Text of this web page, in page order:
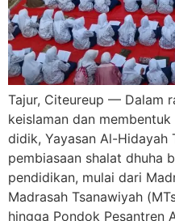
Tajur, Citeureup — Dalam
keislaman dan
didik, Yayasan Al-Hidayah
pembiasaan shalat dhuha
pendidikan, mulai dari
Madrasah Tsanawiyah
hingga Pondok Pesantren